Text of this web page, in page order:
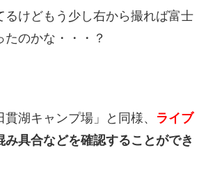
るけどもう少し右から撮れば富士
のかな・・・？
湖キャンプ場」と同様、 ライブ
み具合などを確認することができ